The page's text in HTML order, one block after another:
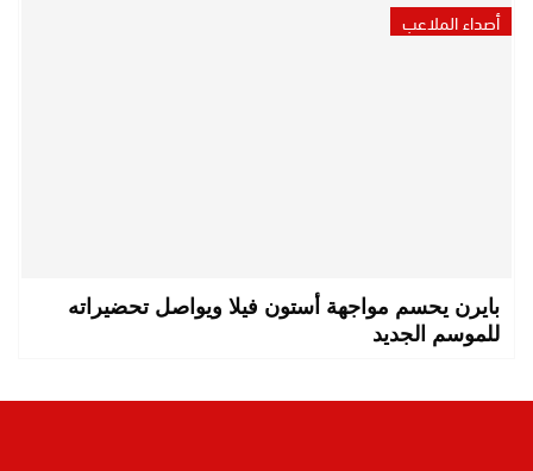
أصداء الملاعب
بايرن يحسم مواجهة أستون فيلا ويواصل تحضيراته
للموسم الجديد